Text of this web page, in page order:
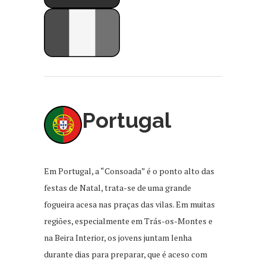
Portugal
Em Portugal, a “Consoada” é o ponto alto das
festas de Natal, trata-se de uma grande
fogueira acesa nas praças das vilas. Em muitas
regiões, especialmente em Trás-os-Montes e
na Beira Interior, os jovens juntam lenha
durante dias para preparar, que é aceso com